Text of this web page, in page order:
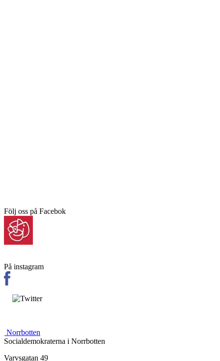
Följ oss på Facebok
På instagram
Norrbotten
Socialdemokraterna i Norrbotten
Varvsgatan 49